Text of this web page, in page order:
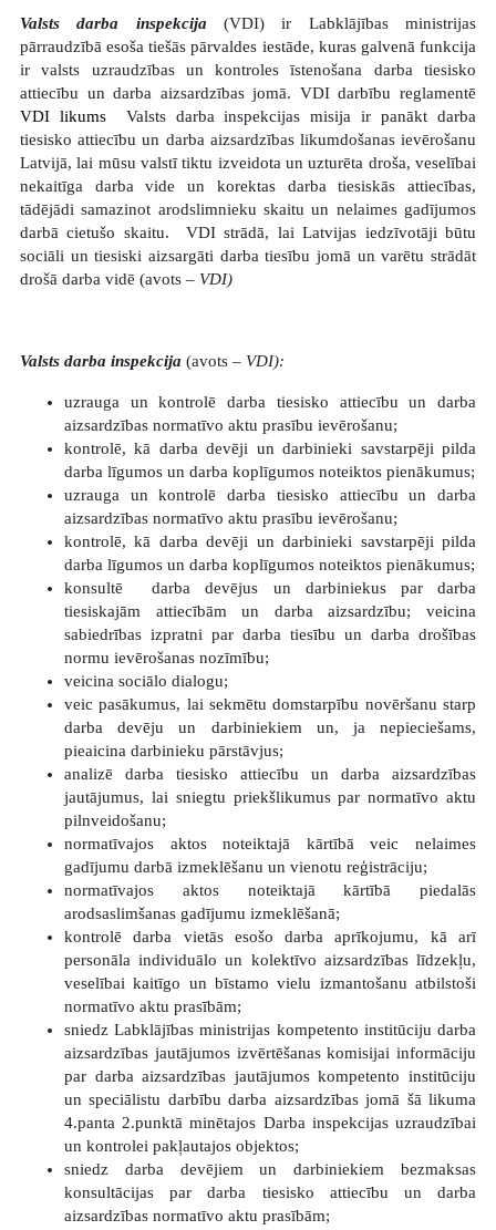
Valsts darba inspekcija (VDI) ir Labklājības ministrijas
pārraudzībā esoša tiešās pārvaldes iestāde, kuras galvenā funkcija
ir valsts uzraudzības un kontroles īstenošana darba tiesisko
attiecību un darba aizsardzības jomā. VDI darbību reglamentē
VDI likums
Valsts darba inspekcijas misija ir panākt darba
tiesisko attiecību un darba aizsardzības likumdošanas ievērošanu
Latvijā, lai mūsu valstī tiktu izveidota un uzturēta droša, veselībai
nekaitīga darba vide un korektas darba tiesiskās attiecības,
tādējādi samazinot arodslimnieku skaitu un nelaimes gadījumos
darbā cietušo skaitu. VDI strādā, lai Latvijas iedzīvotāji būtu
sociāli un tiesiski aizsargāti darba tiesību jomā un varētu strādāt
drošā darba vidē (avots – VDI)
Valsts darba inspekcija (avots – VDI):
uzrauga un kontrolē darba tiesisko attiecību un darba
aizsardzības normatīvo aktu prasību ievērošanu;
kontrolē, kā darba devēji un darbinieki savstarpēji pilda
darba līgumos un darba koplīgumos noteiktos pienākumus;
uzrauga un kontrolē darba tiesisko attiecību un darba
aizsardzības normatīvo aktu prasību ievērošanu;
kontrolē, kā darba devēji un darbinieki savstarpēji pilda
darba līgumos un darba koplīgumos noteiktos pienākumus;
konsultē darba devējus un darbiniekus par darba
tiesiskajām attiecībām un darba aizsardzību; veicina
sabiedrības izpratni par darba tiesību un darba drošības
normu ievērošanas nozīmību;
veicina sociālo dialogu;
veic pasākumus, lai sekmētu domstarpību novēršanu starp
darba devēju un darbiniekiem un, ja nepieciešams,
pieaicina darbinieku pārstāvjus;
analizē darba tiesisko attiecību un darba aizsardzības
jautājumus, lai sniegtu priekšlikumus par normatīvo aktu
pilnveidošanu;
normatīvajos aktos noteiktajā kārtībā veic nelaimes
gadījumu darbā izmeklēšanu un vienotu reģistrāciju;
normatīvajos aktos noteiktajā kārtībā piedalās
arodsaslimšanas gadījumu izmeklēšanā;
kontrolē darba vietās esošo darba aprīkojumu, kā arī
personāla individuālo un kolektīvo aizsardzības līdzekļu,
veselībai kaitīgo un bīstamo vielu izmantošanu atbilstoši
normatīvo aktu prasībām;
sniedz Labklājības ministrijas kompetento institūciju darba
aizsardzības jautājumos izvērtēšanas komisijai informāciju
par darba aizsardzības jautājumos kompetento institūciju
un speciālistu darbību darba aizsardzības jomā šā likuma
4.panta 2.punktā minētajos Darba inspekcijas uzraudzībai
un kontrolei pakļautajos objektos;
sniedz darba devējiem un darbiniekiem bezmaksas
konsultācijas par darba tiesisko attiecību un darba
aizsardzības normatīvo aktu prasībām;